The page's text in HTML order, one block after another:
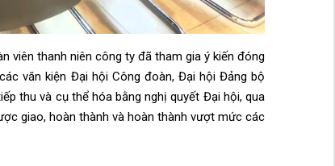
viên thanh niên công ty đã tham gia ý kiến đóng
văn kiện Đại hội Công đoàn, Đại hội Đảng bộ
thu và cụ thể hóa bằng nghị quyết Đại hội, qua
giao, hoàn thành và hoàn thành vượt mức các